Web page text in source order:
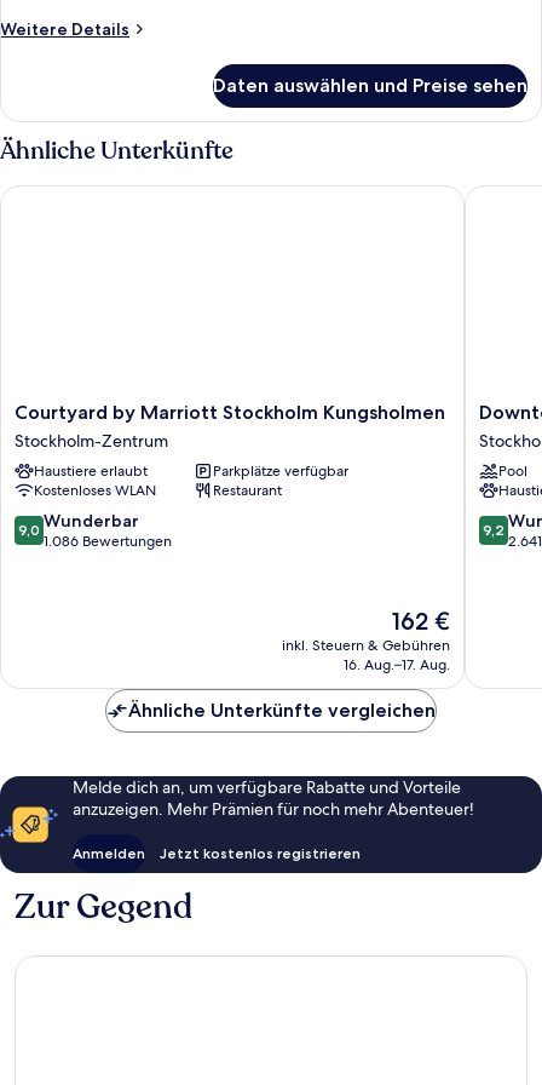
Weitere Details
Weitere
(Split
Level)
Daten auswählen und Preise sehen
Ähnliche Unterkünfte
Courtyard
by
Marriott
Stockholm
Kungsholmen
Stockholm-
Zentrum
Courtyard by Marriott Stockholm Kungsholmen
Stockholm-Zentrum
Haustiere erlaubt
Parkplätze verfügbar
Kostenloses WLAN
Restaurant
9.0
von
9,0 Wunderbar
1.086 Bewertungen
Der
Preis
beträgt
162 €
inkl. Steuern & Gebühren
16. Aug.–17. Aug.
Courtyard by Marriott Stockholm Kungsholmen
Camper
by
Scandic
Pool
9.2
von
9,2
Ähnliche Unterkünfte vergleichen
Melde dich an, um verfügbare Rabatte und Vorteile
anzuzeigen. Mehr Prämien für noch mehr Abenteuer!
Anmelden Jetzt kostenlos registrieren
Zur Gegend